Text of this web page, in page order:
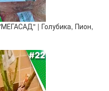
| Голубика, Пион,